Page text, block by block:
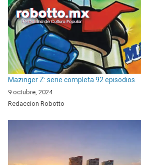
Mazinger Z: serie completa 92 episodios.
9 octubre, 2024
Redaccion Robotto